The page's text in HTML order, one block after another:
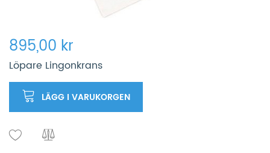
895,00 kr
Löpare Lingonkrans
LÄGG I VARUKORGEN